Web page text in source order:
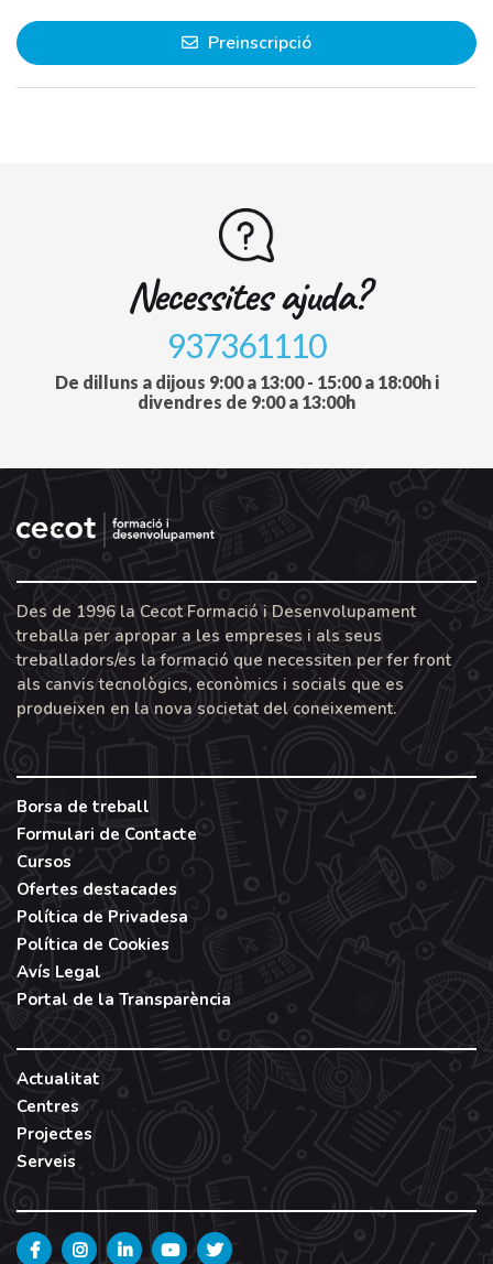
Preinscripció
Necessites ajuda?
937361110
De dilluns a dijous 9:00 a 13:00 - 15:00 a 18:00h i
divendres de 9:00 a 13:00h
Des de 1996 la Cecot Formació i Desenvolupament
treballa per apropar a les empreses i als seus
treballadors/es la formació que necessiten per fer front
als canvis tecnològics, econòmics i socials que es
produeixen en la nova societat del coneixement.
Borsa de treball
Formulari de Contacte
Cursos
Ofertes destacades
Política de Privadesa
Política de Cookies
Avís Legal
Portal de la Transparència
Actualitat
Centres
Projectes
Serveis